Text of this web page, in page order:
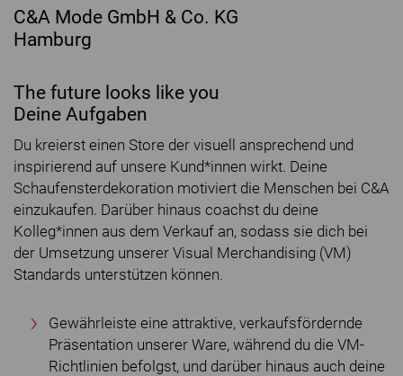
C&A Mode GmbH & Co. KG
Hamburg
The future looks like you
Deine Aufgaben
Du kreierst einen Store der visuell ansprechend und
inspirierend auf unsere Kund*innen wirkt. Deine
Schaufensterdekoration motiviert die Menschen bei C&A
einzukaufen. Darüber hinaus coachst du deine
Kolleg*innen aus dem Verkauf an, sodass sie dich bei
der Umsetzung unserer Visual Merchandising (VM)
Standards unterstützen können.
Gewährleiste eine attraktive, verkaufsfördernde
Präsentation unserer Ware, während du die VM-
Richtlinien befolgst, und darüber hinaus auch deine